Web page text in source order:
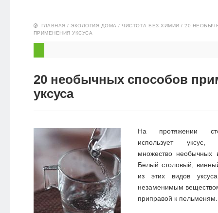
ГЛАВНАЯ / ЭКОЛОГИЯ ДОМА / ЧИСТОТА БЕЗ ХИМИИ /20
ПРИМЕНЕНИЯ УКСУСА
20 необычных способов
уксуса
На протяжении
использует уксус,
множество необычных
Белый столовый,
из этих видов
незаменимым
приправой к пельменям.